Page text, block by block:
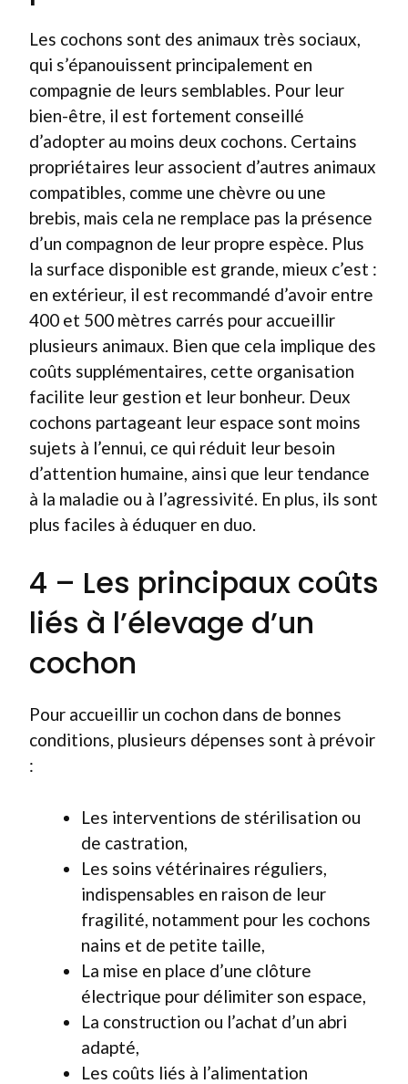
Les cochons sont des animaux très sociaux,
qui s’épanouissent principalement en
compagnie de leurs semblables. Pour leur
bien-être, il est fortement conseillé
d’adopter au moins deux cochons. Certains
propriétaires leur associent d’autres animaux
compatibles, comme une chèvre ou une
brebis, mais cela ne remplace pas la présence
d’un compagnon de leur propre espèce. Plus
la surface disponible est grande, mieux c’est :
en extérieur, il est recommandé d’avoir entre
400 et 500 mètres carrés pour accueillir
plusieurs animaux. Bien que cela implique des
coûts supplémentaires, cette organisation
facilite leur gestion et leur bonheur. Deux
cochons partageant leur espace sont moins
sujets à l’ennui, ce qui réduit leur besoin
d’attention humaine, ainsi que leur tendance
à la maladie ou à l’agressivité. En plus, ils sont
plus faciles à éduquer en duo.
4 – Les principaux coûts
liés à l’élevage d’un
cochon
Pour accueillir un cochon dans de bonnes
conditions, plusieurs dépenses sont à prévoir
:
Les interventions de stérilisation ou
de castration,
Les soins vétérinaires réguliers,
indispensables en raison de leur
fragilité, notamment pour les cochons
nains et de petite taille,
La mise en place d’une clôture
électrique pour délimiter son espace,
La construction ou l’achat d’un abri
adapté,
Les coûts liés à l’alimentation